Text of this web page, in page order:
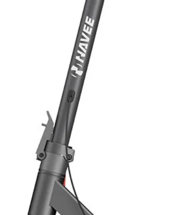
Protezione da inversione di polarità PV
Protezione contro la scarica della batteria
Protezione da surriscaldamento della batteria
Protezione da sovraccarico della batteria
Protezione da cortocircuito
Protezione da sovraccarico
Protezione da surriscaldamento del controller
Dimensioni e Peso
Dimensioni 238.3x158x62.7 mm
Peso 1.35 Kg
Schema di collegamento